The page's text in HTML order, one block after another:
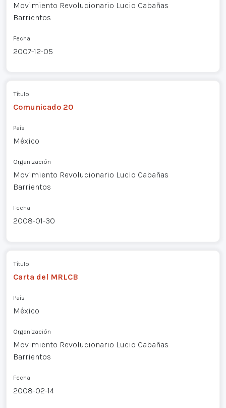
Movimiento Revolucionario Lucio Cabañas
Barrientos
Fecha
2007-12-05
Título
Comunicado 20
País
México
Organización
Movimiento Revolucionario Lucio Cabañas
Barrientos
Fecha
2008-01-30
Título
Carta del MRLCB
País
México
Organización
Movimiento Revolucionario Lucio Cabañas
Barrientos
Fecha
2008-02-14